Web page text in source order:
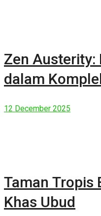
Zen Austerity:
dalam
12 December 2025
Taman Tropis
Khas Ubud